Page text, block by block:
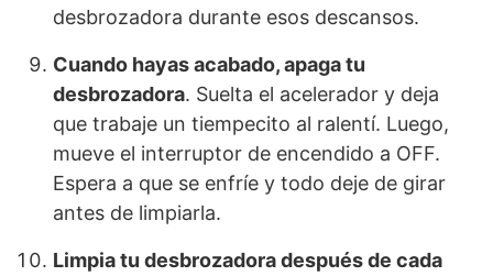
desbrozadora durante esos descansos.
Cuando hayas acabado, apaga tu
desbrozadora. Suelta el acelerador y deja
que trabaje un tiempecito al ralentí. Luego,
mueve el interruptor de encendido a OFF.
Espera a que se enfríe y todo deje de girar
antes de limpiarla.
Limpia tu desbrozadora después de cada